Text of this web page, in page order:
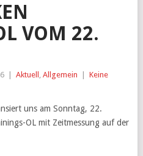
VOM 22.
Aktuell , Allgemein
Keine
uns am Sonntag, 22.
OL mit Zeitmessung auf der